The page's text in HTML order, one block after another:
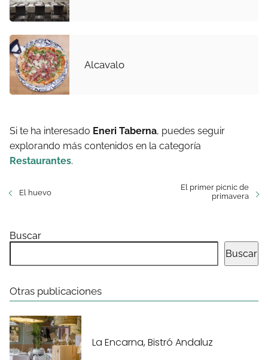
Alcavalo
Si te ha interesado Eneri Taberna, puedes seguir
explorando más contenidos en la categoría
Restaurantes.
El huevo
El primer picnic de
primavera
Buscar
Buscar
Otras publicaciones
La Encarna, Bistró Andaluz